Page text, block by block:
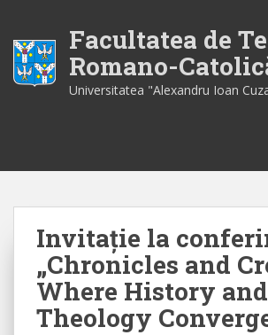
i
Facultatea de
Romano-
Universitatea "Alexandru Ioan
Invitație la
„Chronicles and
Where History and
Theology